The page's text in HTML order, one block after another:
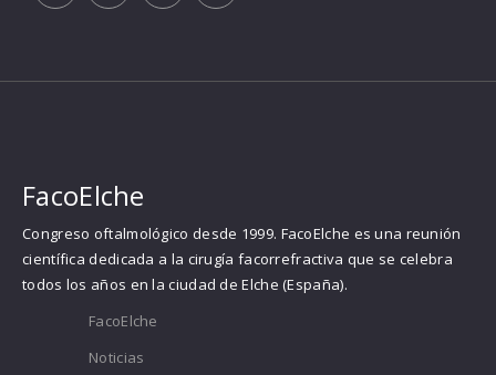
FacoElche
Congreso oftalmológico desde 1999. FacoElche es una reunión
científica dedicada a la cirugía facorrefractiva que se celebra
todos los años en la ciudad de Elche (España).
FacoElche
Noticias